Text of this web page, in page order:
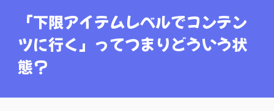
「下限アイテムレベルでコンテン
ツに行く」ってつまりどういう状
態？